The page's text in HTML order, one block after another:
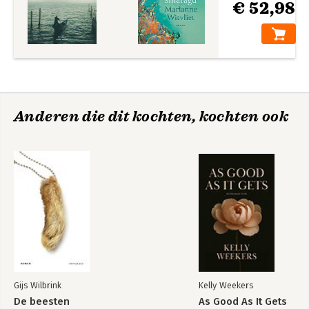
€ 52,98
Anderen die dit kochten, kochten ook
Gijs Wilbrink
De beesten
Kelly Weekers
As Good As It Gets